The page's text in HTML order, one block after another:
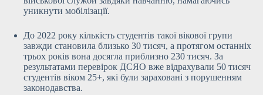
уникнути мобілізації.
До 2022 року кількість студентів такої вікової групи
завжди становила близько 30 тисяч, а протягом останніх
трьох років вона досягла приблизно 230 тисяч. За
результатами перевірок ДСЯО вже відрахували 50 тисяч
студентів віком 25+, які були зараховані з порушенням
законодавства.